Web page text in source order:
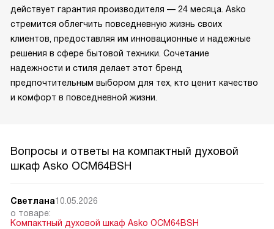
действует гарантия производителя — 24 месяца. Asko
стремится облегчить повседневную жизнь своих
клиентов, предоставляя им инновационные и надежные
решения в сфере бытовой техники. Сочетание
надежности и стиля делает этот бренд
предпочтительным выбором для тех, кто ценит качество
и комфорт в повседневной жизни.
Вопросы и ответы на компактный духовой
шкаф Asko OCM64BSH
Светлана10.05.2026
о товаре:
Компактный духовой шкаф Asko OCM64BSH